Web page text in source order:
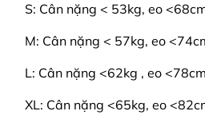
S: Cân nặng < 53kg, eo
M: Cân nặng < 57kg, eo
L: Cân nặng <62kg , eo
XL: Cân nặng <65kg, eo